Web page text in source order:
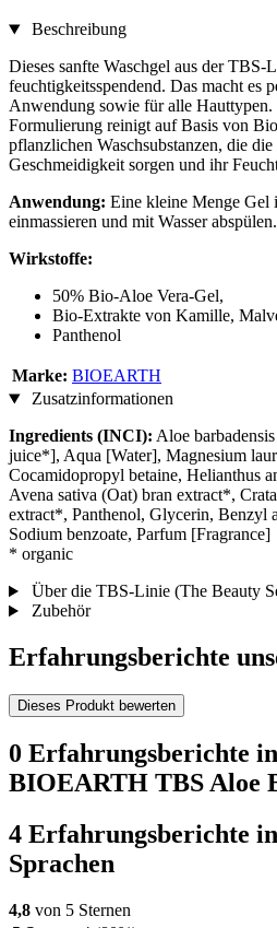
Beschreibung
Dieses sanfte Waschgel aus der
feuchtigkeitsspendend. Das macht es
Anwendung sowie für alle Hauttypen.
Formulierung reinigt auf Basis von
pflanzlichen Waschsubstanzen, die
Geschmeidigkeit sorgen und ihr
Anwendung: Eine kleine Menge Gel
einmassieren und mit Wasser abspülen.
Wirkstoffe:
50% Bio-Aloe Vera-Gel,
Bio-Extrakte von Kamille,
Panthenol
Marke: BIOEARTH
Zusatzinformationen
Ingredients (INCI): Aloe
juice*], Aqua [Water], Magnesium
Cocamidopropyl betaine, Helianthus
Avena sativa (Oat) bran extract*,
extract*, Panthenol, Glycerin, Benzyl
Sodium benzoate, Parfum [Fragrance]
* organic
Über die TBS-Linie (The Beauty
Zubehör
Erfahrungsberichte
Dieses Produkt bewerten
0 Erfahrungsberichte
BIOEARTH TBS Aloe
4 Erfahrungsberichte
Sprachen
4,8 von 5 Sternen